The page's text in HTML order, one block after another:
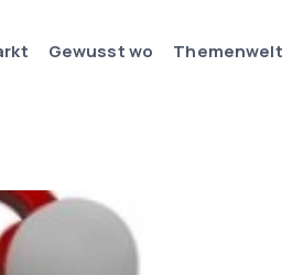
Gewusst wo Themenwelt